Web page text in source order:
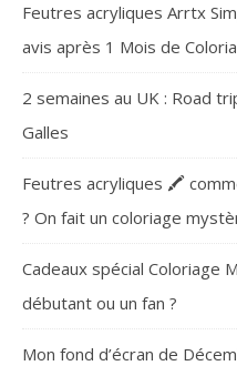
Feutres acryliques Arrtx
avis après 1 Mois de
2 semaines au UK : Road
Galles
Feutres acryliques 🖍️
? On fait un coloriage
Cadeaux spécial Coloriage
débutant ou un fan ?
Mon fond d’écran de